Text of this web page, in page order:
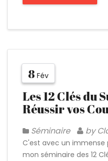
8 Fév
Les 12 Clés du
Réussir vos
Séminaire by
C'est avec un immense
mon séminaire des 12